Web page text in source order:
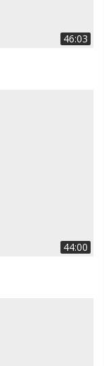
46:03
44:00